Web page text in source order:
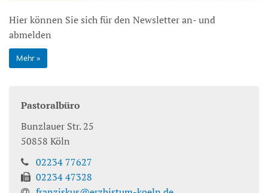
Hier können Sie sich für den Newsletter an- und
abmelden
Mehr
Pastoralbüro
Bunzlauer Str. 25
50858 Köln
02234 77627
02234 47328